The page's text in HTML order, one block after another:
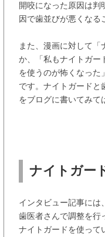
開咬になった原因は判
因で歯並びが悪くなる
また、漫画に対して「
か、「私もナイトガー
を使うのが怖くなった
です。ナイトガードと
をブログに書いてみて
ナイトガー
インタビュー記事には
歯医者さんで調整を行
ナイトガードを使って